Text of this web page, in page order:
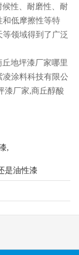
性、耐磨性、耐
低摩擦性等特
领域得到了广泛
地坪漆厂家哪里
涂料科技有限公
漆厂家,商丘醇酸
,
是油性漆